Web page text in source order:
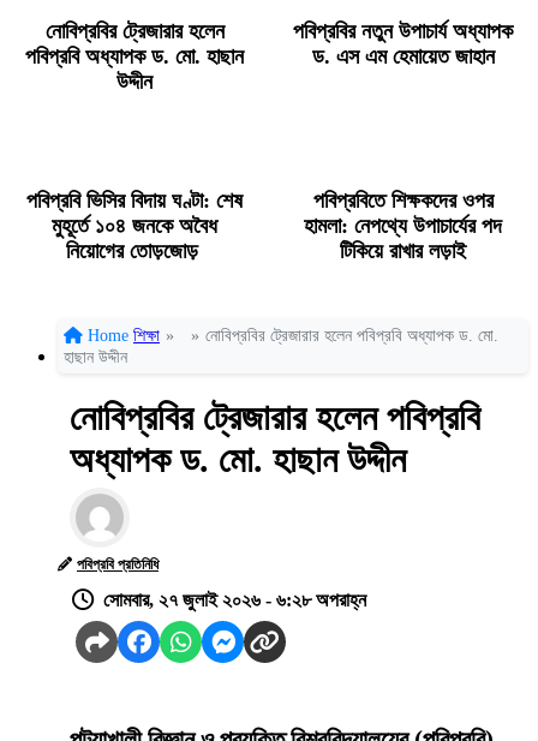
নোবিপ্রবির ট্রেজারার হলেন
পবিপ্রবি অধ্যাপক ড. মো. হাছান
উদ্দীন
পবিপ্রবির নতুন উপাচার্য অধ্যাপক
ড. এস এম হেমায়েত জাহান
পবিপ্রবি ভিসির বিদায় ঘণ্টা: শেষ
মুহূর্তে ১০৪ জনকে অবৈধ
নিয়োগের তোড়জোড়
পবিপ্রবিতে শিক্ষকদের ওপর
হামলা: নেপথ্যে উপাচার্যের পদ
টিকিয়ে রাখার লড়াই
Home শিক্ষা » » নোবিপ্রবির ট্রেজারার হলেন পবিপ্রবি অধ্যাপক ড. মো.
হাছান উদ্দীন
নোবিপ্রবির ট্রেজারার হলেন পবিপ্রবি
অধ্যাপক ড. মো. হাছান উদ্দীন
পবিপ্রবি প্রতিনিধি
সোমবার, ২৭ জুলাই ২০২৬ - ৬:২৮ অপরাহ্ন